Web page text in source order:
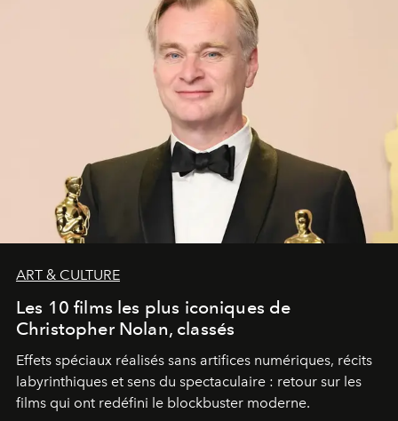
ART & CULTURE
Les 10 films les plus iconiques de
Christopher Nolan, classés
Effets spéciaux réalisés sans artifices numériques, récits
labyrinthiques et sens du spectaculaire : retour sur les
films qui ont redéfini le blockbuster moderne.